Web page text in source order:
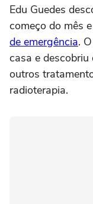
Edu Guedes
começo do mês e
de emergência.
casa e descobriu
outros
radioterapia.